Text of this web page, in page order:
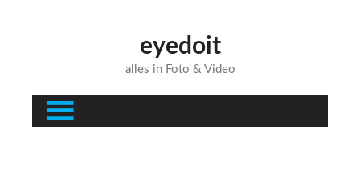
eyedoit
alles in Foto & Video